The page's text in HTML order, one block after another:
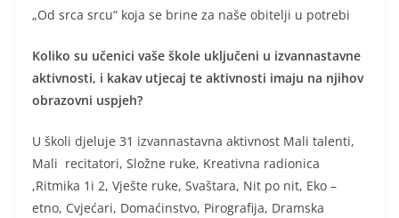
„Od srca srcu“ koja se brine za naše obitelji u potrebi
Koliko su učenici vaše škole uključeni u izvannastavne
aktivnosti, i kakav utjecaj te aktivnosti imaju na njihov
obrazovni uspjeh?
U školi djeluje 31 izvannastavna aktivnost Mali talenti,
Mali recitatori, Složne ruke, Kreativna radionica
,Ritmika 1i 2, Vješte ruke, Svaštara, Nit po nit, Eko –
etno, Cvjećari, Domaćinstvo, Pirografija, Dramska